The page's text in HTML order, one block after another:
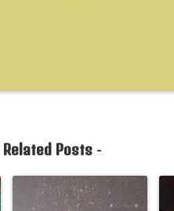
Related Posts-